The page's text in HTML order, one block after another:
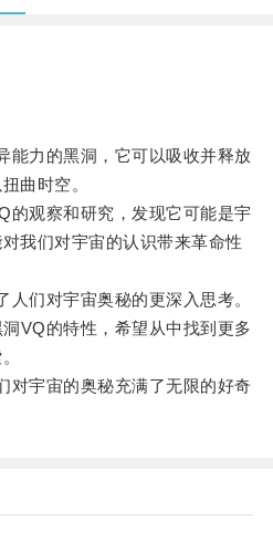
力的黑洞，它可以吸收并释放
曲时空。
观察和研究，发现它可能是宇
我们对宇宙的认识带来革命性
们对宇宙奥秘的更深入思考。
的特性，希望从中找到更多
宇宙的奥秘充满了无限的好奇